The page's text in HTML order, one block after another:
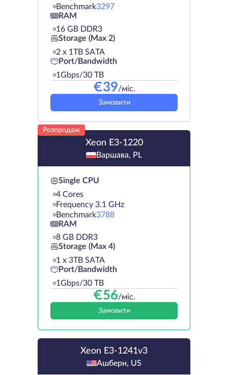
Benchmark3297
RAM
16 GB DDR3
Storage (Max 2)
2 х 1TB SATA
Port/Bandwidth
1Gbps/30 TB
€39/міс.
Замовити
Розпродаж
Xeon E3-1220
Варшава, PL
Single CPU
4 Cores
Frequency 3.1 GHz
Benchmark3788
RAM
8 GB DDR3
Storage (Max 4)
1 х 3TB SATA
Port/Bandwidth
1Gbps/30 TB
€56/міс.
Замовити
Xeon E3-1241v3
Ашберн, US